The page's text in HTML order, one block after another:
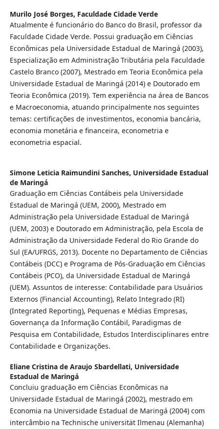
Murilo José Borges, Faculdade Cidade Verde
Atualmente é funcionário do Banco do Brasil, professor da
Faculdade Cidade Verde. Possui graduação em Ciências
Econômicas pela Universidade Estadual de Maringá (2003),
Especialização em Administração Tributária pela Faculdade
Castelo Branco (2007), Mestrado em Teoria Econômica pela
Universidade Estadual de Maringá (2014) e Doutorado em
Teoria Econômica (2019). Tem experiência na área de Bancos
e Macroeconomia, atuando principalmente nos seguintes
temas: certificações de investimentos, economia bancária,
economia monetária e financeira, econometria e
econometria espacial.
Simone Leticia Raimundini Sanches, Universidade Estadual
de Maringá
Graduação em Ciências Contábeis pela Universidade
Estadual de Maringá (UEM, 2000), Mestrado em
Administração pela Universidade Estadual de Maringá
(UEM, 2003) e Doutorado em Administração, pela Escola de
Administração da Universidade Federal do Rio Grande do
Sul (EA/UFRGS, 2013). Docente no Departamento de Ciências
Contábeis (DCC) e Programa de Pós-Graduação em Ciências
Contábeis (PCO), da Universidade Estadual de Maringá
(UEM). Assuntos de interesse: Contabilidade para Usuários
Externos (Financial Accounting), Relato Integrado (RI)
(Integrated Reporting), Pequenas e Médias Empresas,
Governança da Informação Contábil, Paradigmas de
Pesquisa em Contabilidade, Estudos Interdisciplinares entre
Contabilidade e Organizações.
Eliane Cristina de Araujo Sbardellati, Universidade
Estadual de Maringá
Concluiu graduação em Ciências Econômicas na
Universidade Estadual de Maringá (2002), mestrado em
Economia na Universidade Estadual de Maringá (2004) com
intercâmbio na Technische universität Ilmenau (Alemanha)